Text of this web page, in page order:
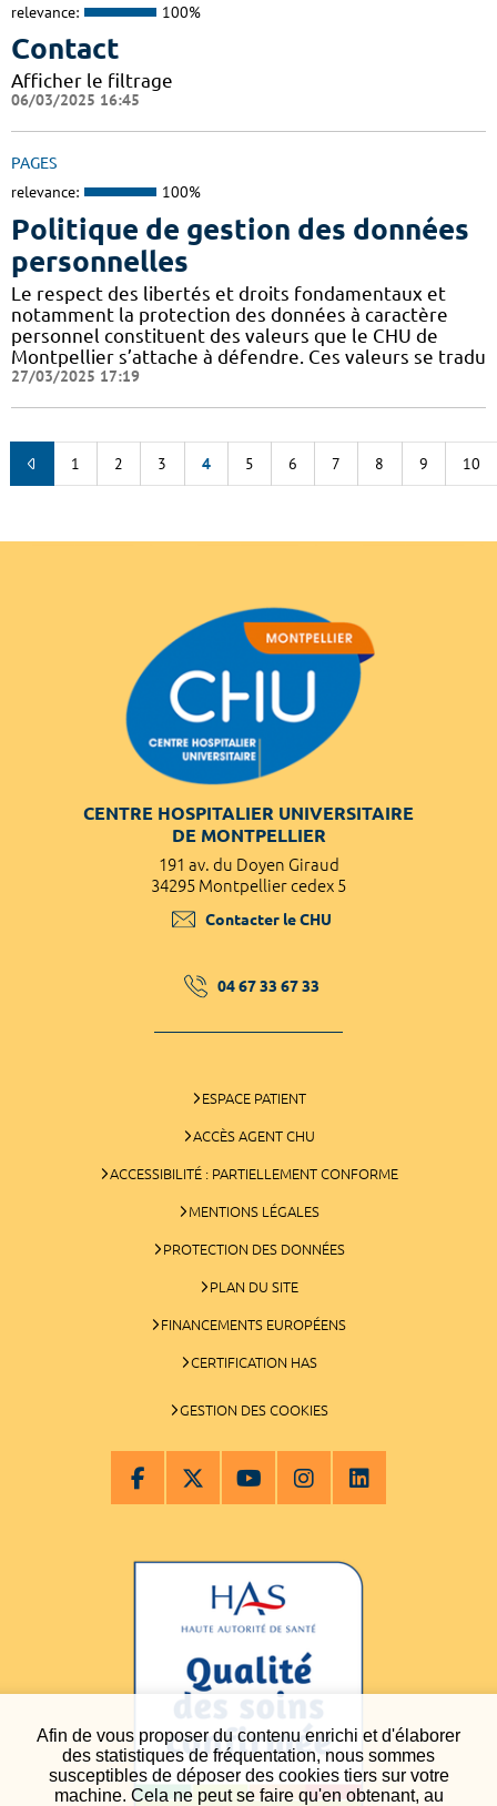
Afin de vous proposer du contenu enrichi et d'élaborer
des statistiques de fréquentation, nous sommes
susceptibles de déposer des cookies tiers sur votre
machine. Cela ne peut se faire qu'en obtenant, au
relevance: 100%
Contact
Afficher le filtrage
06/03/2025 16:45
PAGES
relevance: 100%
Politique de gestion des données
personnelles
Le respect des libertés et droits fondamentaux et
notamment la protection des données à caractère
personnel constituent des valeurs que le CHU de
Montpellier s’attache à défendre. Ces valeurs se tradu
27/03/2025 17:19
1 2 3 4 5 6 7 8 9 10
CENTRE HOSPITALIER UNIVERSITAIRE
DE MONTPELLIER
191 av. du Doyen Giraud
34295 Montpellier cedex 5
Contacter le CHU
04 67 33 67 33
ESPACE PATIENT
ACCÈS AGENT CHU
ACCESSIBILITÉ : PARTIELLEMENT CONFORME
MENTIONS LÉGALES
PROTECTION DES DONNÉES
PLAN DU SITE
FINANCEMENTS EUROPÉENS
CERTIFICATION HAS
GESTION DES COOKIES